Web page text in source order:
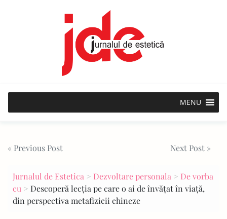
MENU
Post
navigation
« Previous Post Next Post »
Jurnalul de Estetica > Dezvoltare personala > De vorba
cu > Descoperă lecția pe care o ai de învățat în viață,
din perspectiva metafizicii chineze